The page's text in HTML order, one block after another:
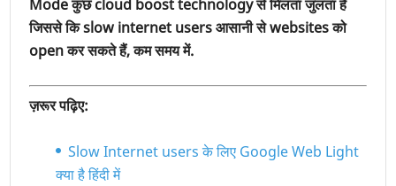
Mode कुछ cloud boost technology से मिलता जुलता है
जिससे कि slow internet users आसानी से websites को
open कर सकते हैं, कम समय में.
ज़रूर पढ़िए:
Slow Internet users के लिए Google Web Light
क्या है हिंदी में